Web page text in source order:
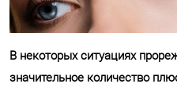
В некоторых ситуациях
значительное количество